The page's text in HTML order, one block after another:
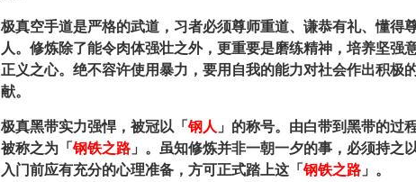
极真空手道是严格的武道，习者必须尊师重道、谦恭有礼、懂得
人。修炼除了能令肉体强壮之外，更重要是磨练精神，培养坚强
正义之心。绝不容许使用暴力，要用自我的能力对社会作出积极
献。
极真黑带实力强悍，被冠以「钢人 」的称号。由白带到黑带的过
被称之为「钢铁之路 」。虽知修炼并非一朝一夕的事，必须持之以
入门前应有充分的心理准备，方可正式踏上这「钢铁之路 」。